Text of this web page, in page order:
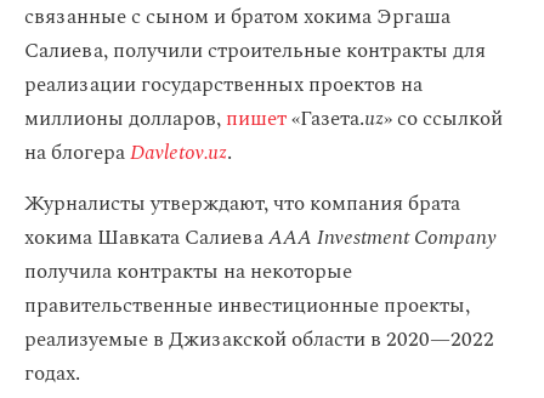
связанные с сыном и братом хокима Эргаша
Салиева, получили строительные контракты для
реализации государственных проектов на
миллионы долларов,пишет«Газета.uz» со ссылкой
на блогераDavletov.uz.
Журналисты утверждают, что компания брата
хокима Шавката СалиеваAAA Investment Company
получила контракты на некоторые
правительственные инвестиционные проекты,
реализуемые в Джизакской области в 2020—2022
годах.